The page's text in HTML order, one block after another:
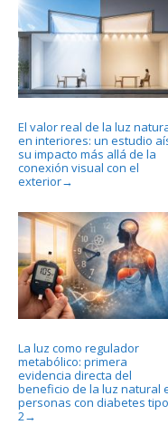
El valor real de la luz
en interiores: un estudio
su impacto más allá de la
conexión visual con el
exterior→
La luz como regulador
metabólico: primera
evidencia directa del
beneficio de la luz natural
personas con diabetes tipo
2→